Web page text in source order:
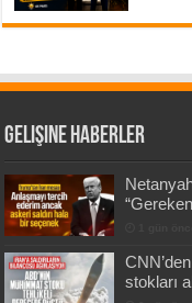
Gelişine Haberler
stokları